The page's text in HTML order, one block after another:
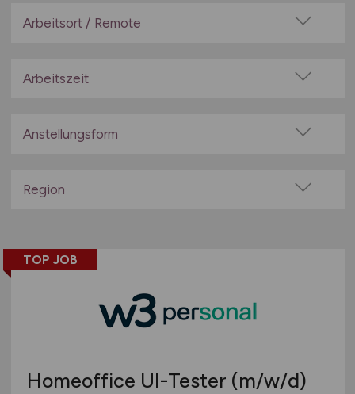
Arbeitsort / Remote
Home-Office möglich / Hybrid
Remote aus dem Ausland möglich
Arbeitszeit
Teilzeit
Anstellungsform
befristete Anstellung
Projektarbeit / Freelancer
geringfügige Beschäftigung / Minijob
Berufseinstieg / Trainee
Studentenjobs / Werkstudenten
Region
Berlin
Mecklenburg-Vorpommern
TOP JOB
Homeoffice UI-Tester (m/w/d)